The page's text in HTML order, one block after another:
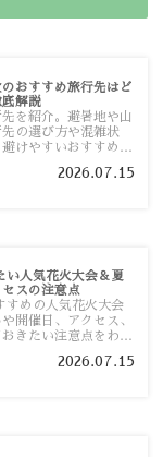
おすすめ旅行先はど
底解説
を紹介。避暑地や山
の選び方や混雑状
けやすいおすすめス
2026.07.15
い人気花火大会＆夏
スの注意点
すめの人気花火大会
開催日、アクセス、
きたい注意点をわか
2026.07.15